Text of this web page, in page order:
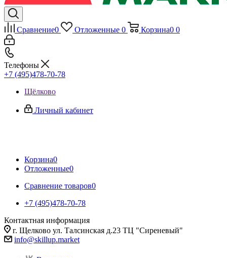
Сравнение0 Отложенные 0 Корзина0 0
Телефоны
+7 (495)478-70-78
Щёлково
Личный кабинет
Корзина0
Отложенные0
Сравнение товаров0
+7 (495)478-70-78
Контактная информация
г. Щелково ул. Талсинская д.23 ТЦ "Сиреневый"
info@skillup.market